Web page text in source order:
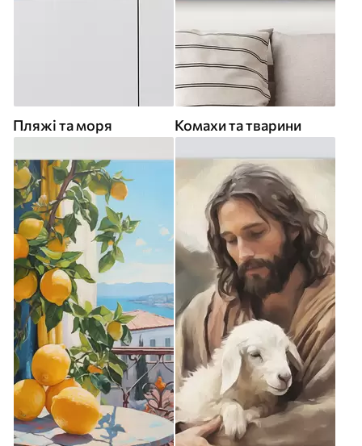
Пляжі та моря Комахи та тварини